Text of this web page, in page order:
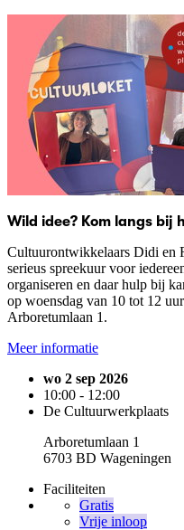
Wild idee? Kom langs bij
Cultuurontwikkelaars Didi en
serieus spreekuur voor
organiseren en daar hulp bij
op woensdag van 10 tot 12
Arboretumlaan 1.
Meer informatie
wo 2 sep 2026
10:00 - 12:00
De Cultuurwerkplaats
Arboretumlaan 1
6703 BD Wageningen
Faciliteiten
Gratis
Vrije inloop